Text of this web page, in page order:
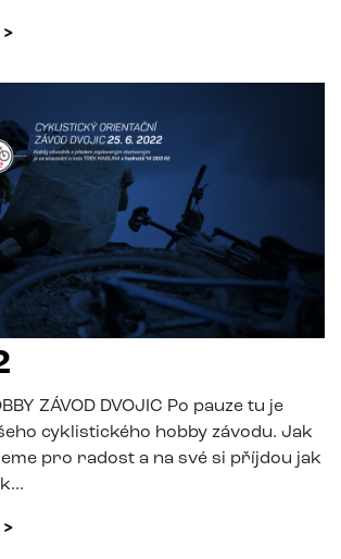
>
ZÁVOD DVOJIC Po pauze tu je
cyklistického hobby závodu. Jak
pro radost a na své si příjdou jak
>